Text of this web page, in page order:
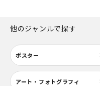
他のジャンルで探す
ポスター
アート・フォトグラフィ